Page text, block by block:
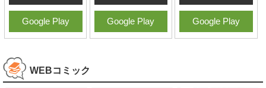
Google Play Google Play Google Play
WEBコミック